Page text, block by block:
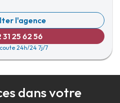
l'agence
31 25 62 56
24h/24 7j/7
dans votre